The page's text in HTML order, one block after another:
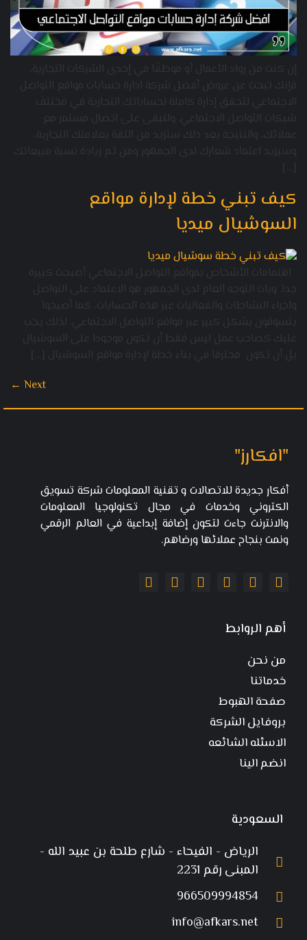
إن كنت من رواد الأعمال أو موظفًا في إحدى الشركات التجارية،
فإنك تبحث عن عروض أفضل شركة ادارة حسابات مواقع التواصل
الاجتماعي لتحقق إدارة كاملة لحساباتك التجارية في مختلف
شبكات التواصل الاجتماعي. ولتبقى على اتصال مستمر مع
عملائك، والنتيجة بعد ذلك ستزيد من الثقة بعلامتك التجارية،
وسيزيد اعتماد شعارك لدى الجمهور ومن ثم زيادة نسبة مبيعاتك
كيف تبني خطة لإدارة مواقع
السوشيال ميديا
اهتمامات الأشخاص بمواقع التواصل الاجتماعي أصبحت كبيرة
جدا. وبات التوجه العام لدى الجمهور هو الاعتماد على التواصل
واجراء النشاطات والفعاليات عبر هذه الحسابات، كما أصبحوا
يتسوقون بشكل كبير عبر مواقع التواصل الاجتماعي. لذلك يجب
عليك كصاحب عمل ليس فقط أن تكون موجودا على السوشيال
بل أن تكون محترفا في بناء خطة لإدارة مواقع السوشيال […]
Next
←
"افكارز"
أفكار جديدة للاتصالات و تقنية المعلومات شركة تسويق
الكتروني وخدمات في مجال تكنولوجيا المعلومات
والانترنت جاءت لتكون إضافة إبداعية في العالم الرقمي
ونمت بنجاح عملائها ورضاهم.
أهم الروابط
من نحن
خدماتنا
صفحة الهبوط
بروفايل الشركة
الاسئله الشائعه
انضم الينا
السعودية
الرياض - الفيحاء - شارع طلحة بن عبيد الله -
المبنى رقم 2231
966509994854
info@afkars.net